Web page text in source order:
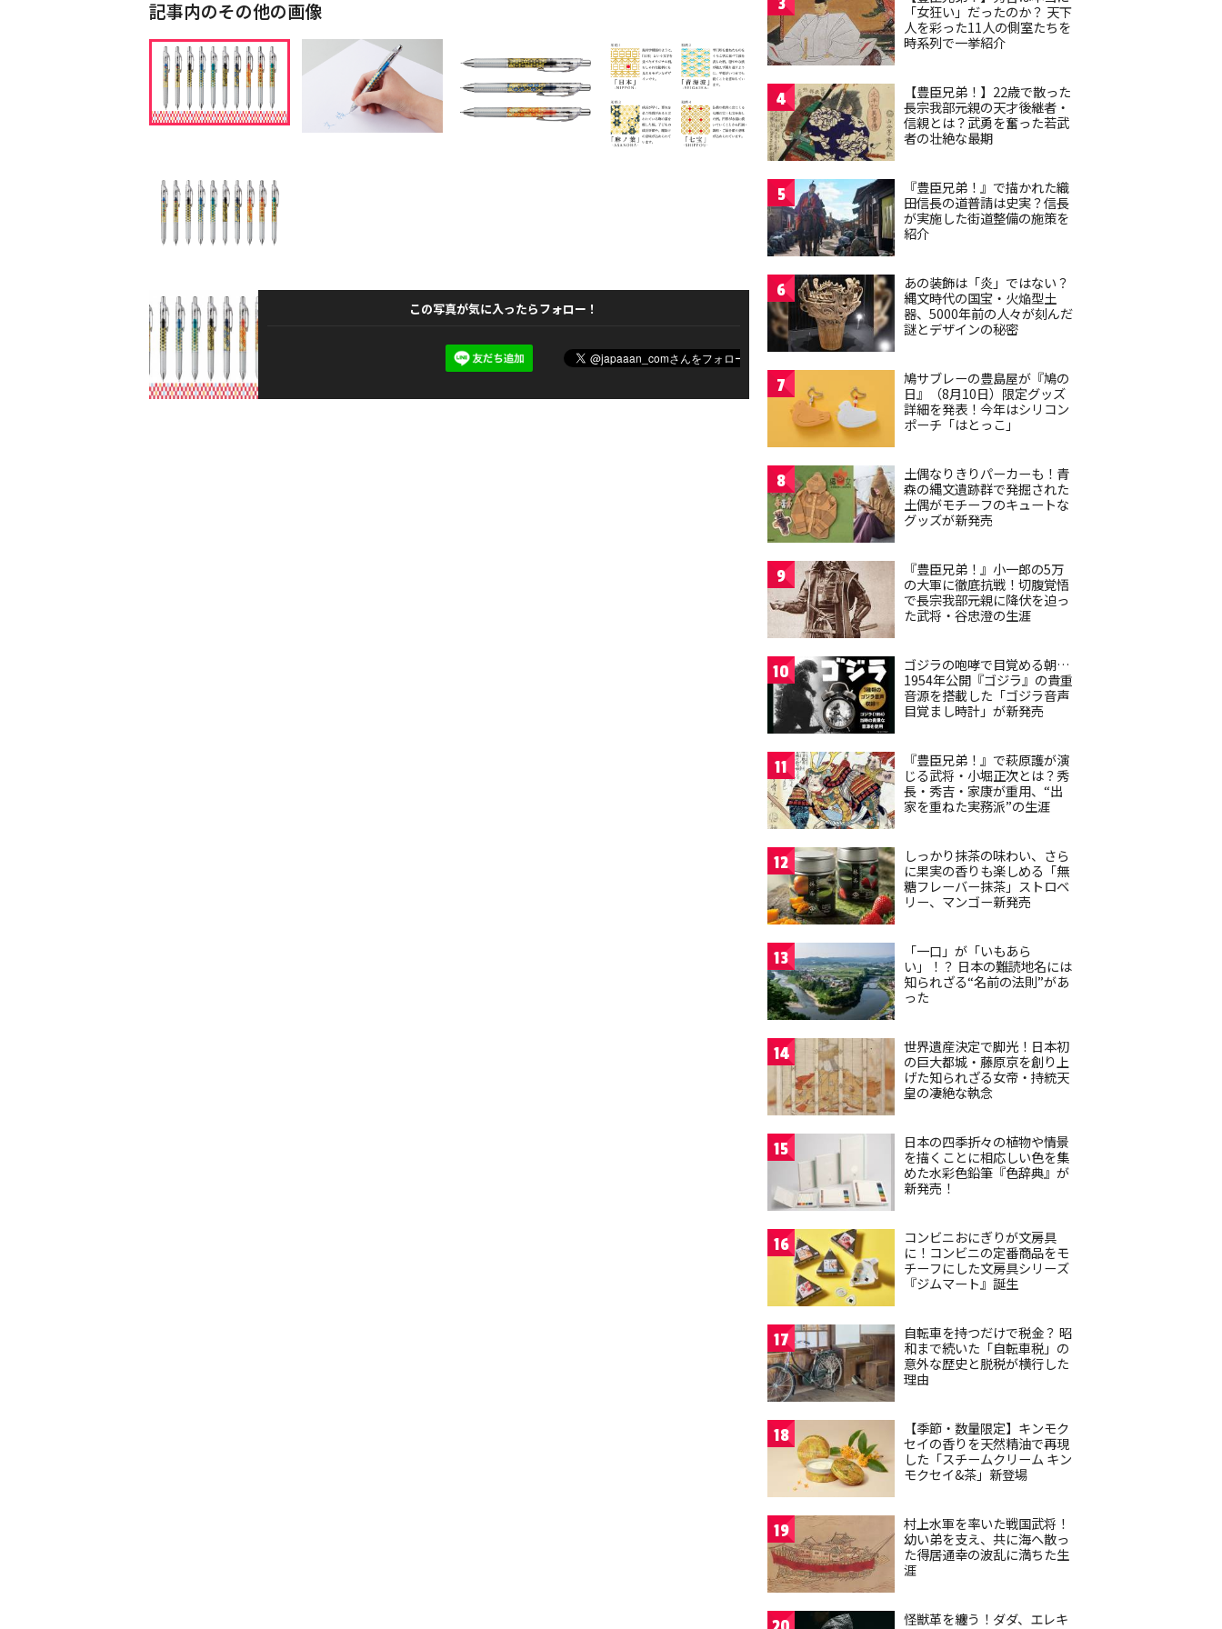
記事内のその他の画像
この写真が気に入ったらフォロー！
「女狂い」だったのか？ 天下
人を彩った11人の側室たちを
時系列で一挙紹介
4
【豊臣兄弟！】22歳で散った
長宗我部元親の天才後継者・
信親とは？武勇を奮った若武
者の壮絶な最期
5
『豊臣兄弟！』で描かれた織
田信長の道普請は史実？信長
が実施した街道整備の施策を
紹介
6
あの装飾は「炎」ではない？
縄文時代の国宝・火焔型土
器、5000年前の人々が刻んだ
謎とデザインの秘密
7
鳩サブレーの豊島屋が『鳩の
日』（8月10日）限定グッズ
詳細を発表！今年はシリコン
ポーチ「はとっこ」
8
土偶なりきりパーカーも！青
森の縄文遺跡群で発掘された
土偶がモチーフのキュートな
グッズが新発売
9
『豊臣兄弟！』小一郎の5万
の大軍に徹底抗戦！切腹覚悟
で長宗我部元親に降伏を迫っ
た武将・谷忠澄の生涯
10
ゴジラの咆哮で目覚める朝…
1954年公開『ゴジラ』の貴重
音源を搭載した「ゴジラ音声
目覚まし時計」が新発売
11
『豊臣兄弟！』で萩原護が演
じる武将・小堀正次とは？秀
長・秀吉・家康が重用、“出
家を重ねた実務派”の生涯
12
しっかり抹茶の味わい、さら
に果実の香りも楽しめる「無
糖フレーバー抹茶」ストロベ
リー、マンゴー新発売
13
「一口」が「いもあら
い」！？ 日本の難読地名には
知られざる“名前の法則”があ
った
14
世界遺産決定で脚光！日本初
の巨大都城・藤原京を創り上
げた知られざる女帝・持統天
皇の凄絶な執念
15
日本の四季折々の植物や情景
を描くことに相応しい色を集
めた水彩色鉛筆『色辞典』が
新発売！
16
コンビニおにぎりが文房具
に！コンビニの定番商品をモ
チーフにした文房具シリーズ
『ジムマート』誕生
17
自転車を持つだけで税金？ 昭
和まで続いた「自転車税」の
意外な歴史と脱税が横行した
理由
18
【季節・数量限定】キンモク
セイの香りを天然精油で再現
した「スチームクリーム キン
モクセイ&茶」新登場
19
村上水軍を率いた戦国武将！
幼い弟を支え、共に海へ散っ
た得居通幸の波乱に満ちた生
涯
怪獣革を纏う！ダダ、エレキ